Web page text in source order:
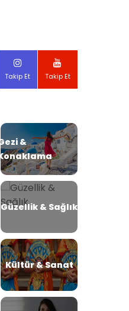
Takip Et Takip Et
Gezi &
Konaklama
Güzellik & Sağlık
Kültür & Sanat